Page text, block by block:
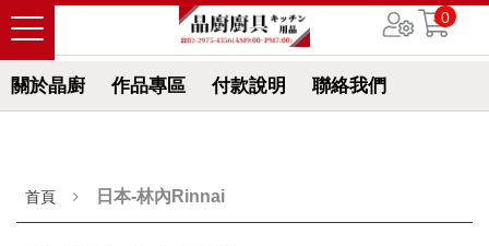
關於晶廚 作品專區 付款說明 聯絡我們
0
首頁 日本-林內Rinnai